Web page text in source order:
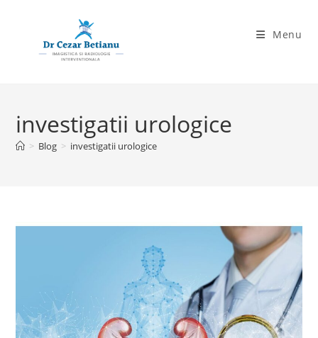
Menu
investigatii urologice
> Blog > investigatii urologice